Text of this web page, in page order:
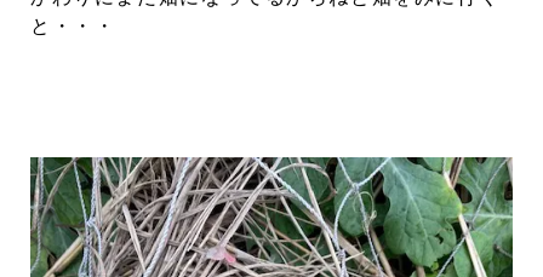
と・・・